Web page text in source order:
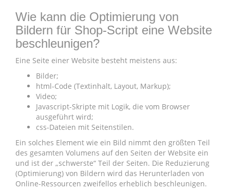
Wie kann die Optimierung von
Bildern für Shop-Script eine Website
beschleunigen?
Eine Seite einer Website besteht meistens aus:
Bilder;
html-Code (Textinhalt, Layout, Markup);
Video;
Javascript-Skripte mit Logik, die vom Browser
ausgeführt wird;
css-Dateien mit Seitenstilen.
Ein solches Element wie ein Bild nimmt den größten Teil
des gesamten Volumens auf den Seiten der Website ein
und ist der „schwerste“ Teil der Seiten. Die Reduzierung
(Optimierung) von Bildern wird das Herunterladen von
Online-Ressourcen zweifellos erheblich beschleunigen.